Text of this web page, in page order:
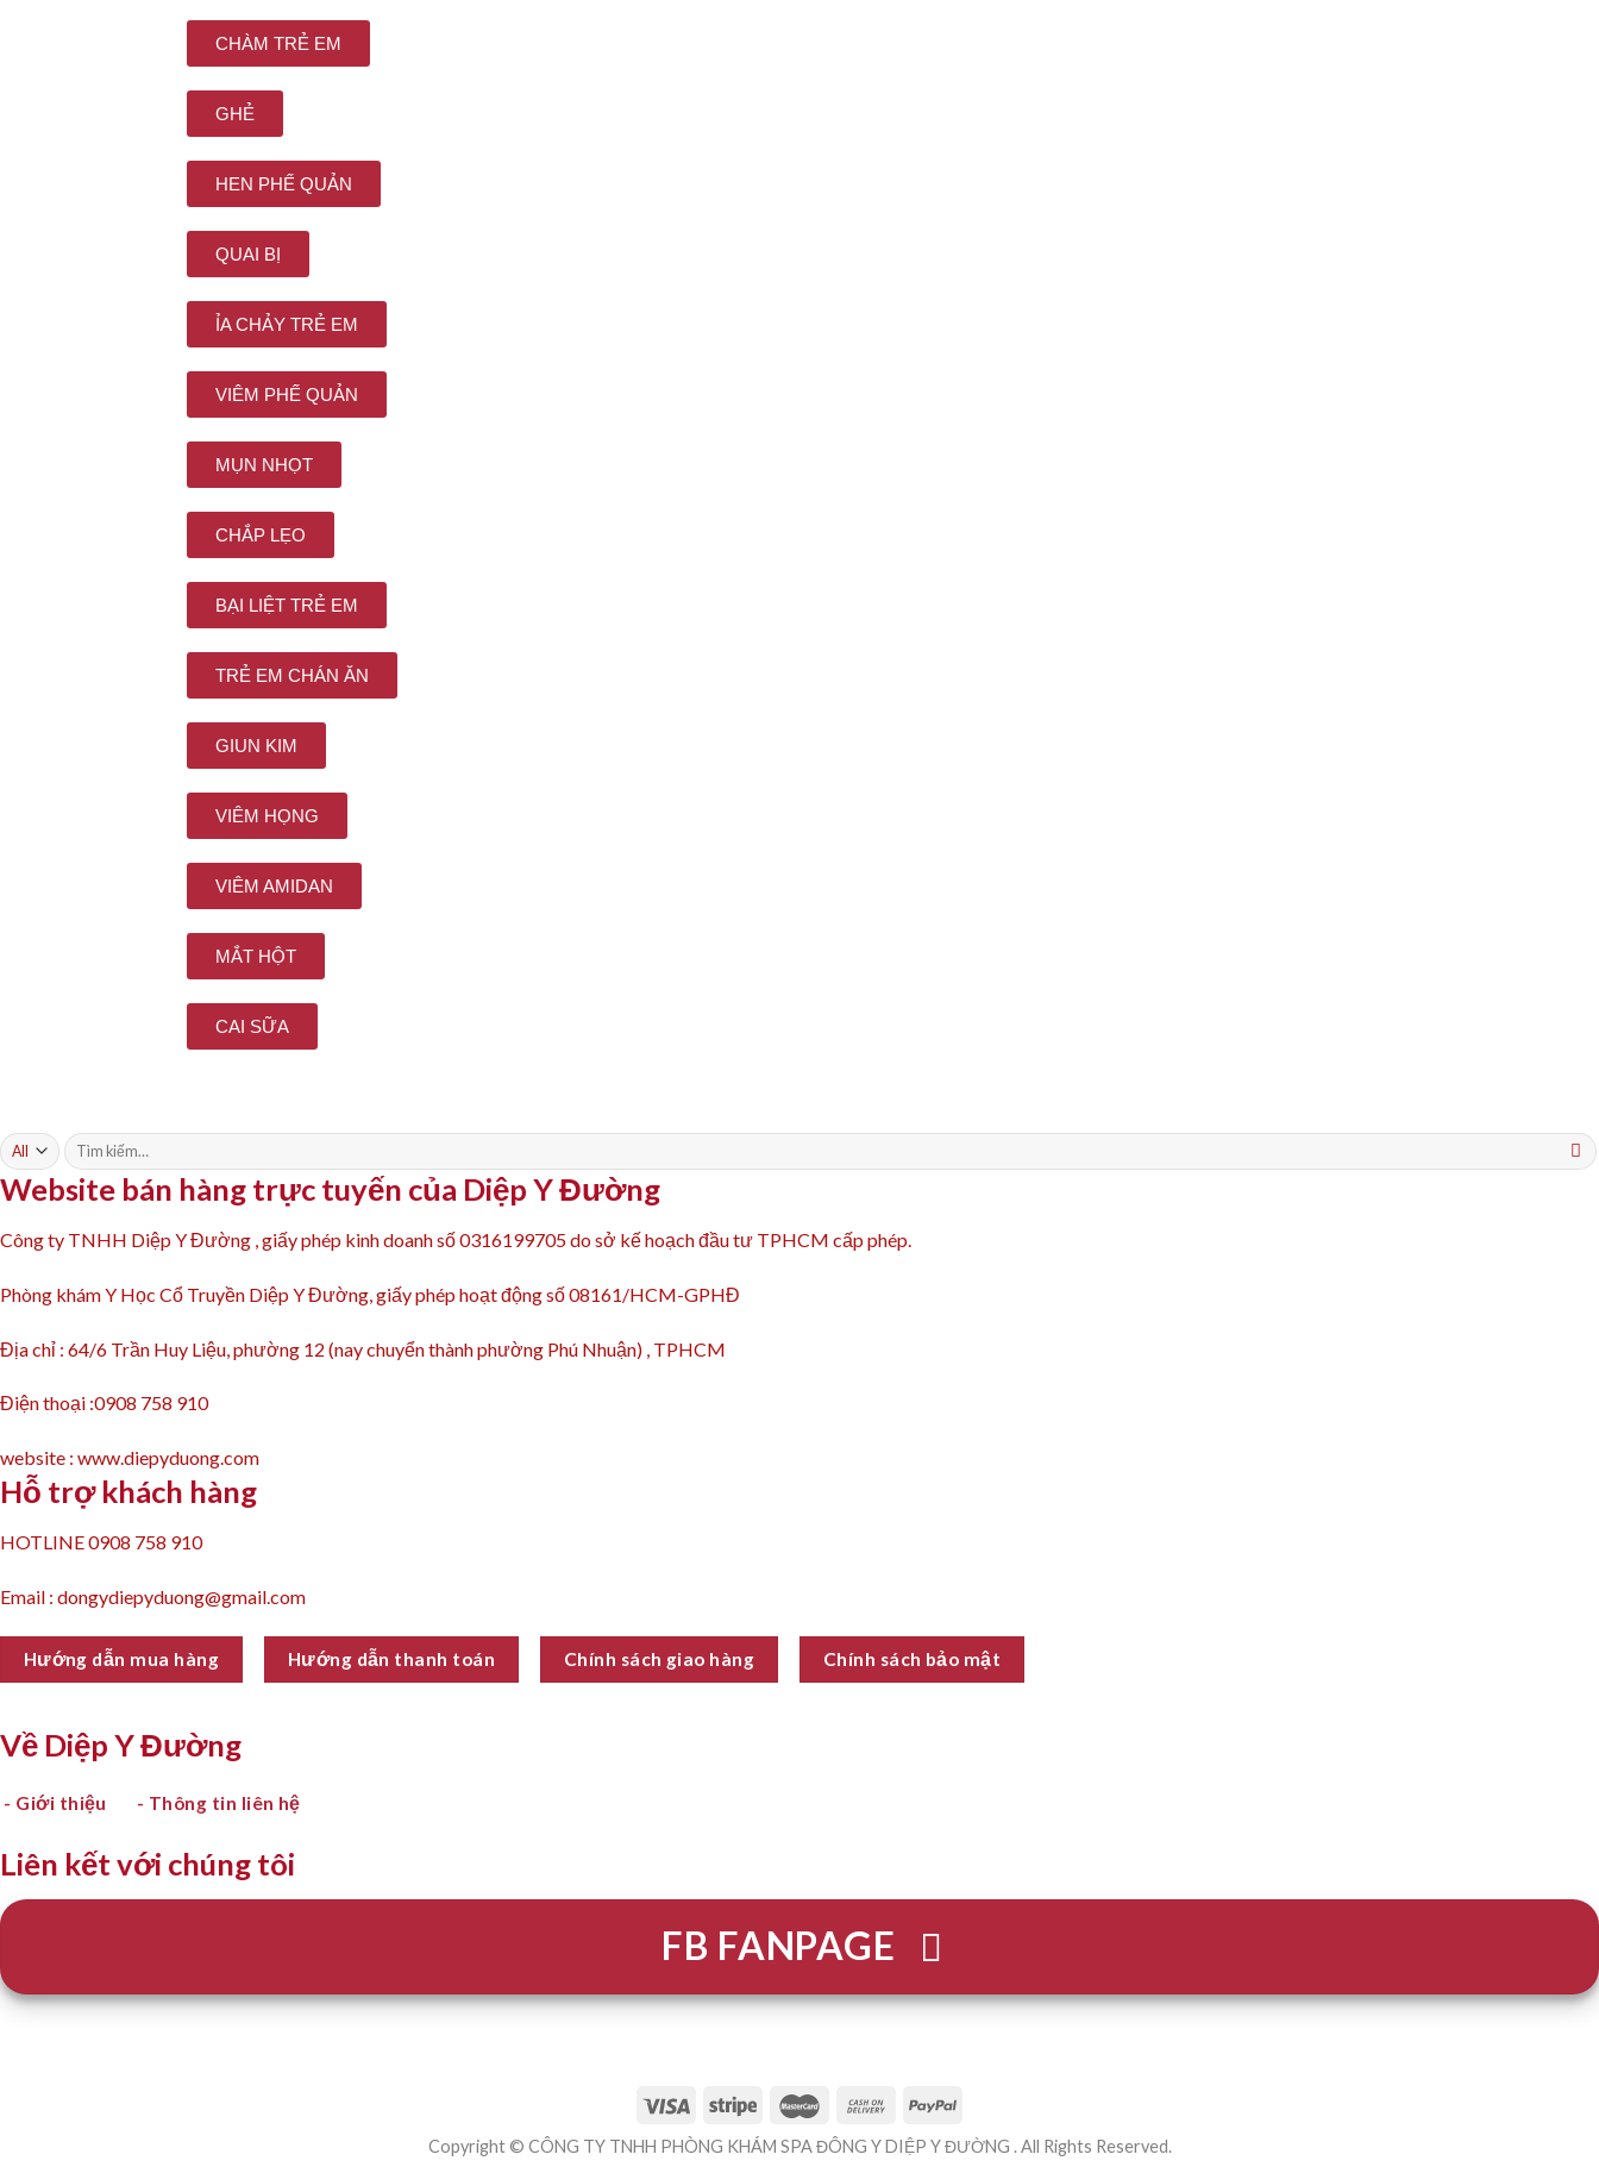
CHÀM TRẺ EM
GHẺ
HEN PHẾ QUẢN
QUAI BỊ
ỈA CHẢY TRẺ EM
VIÊM PHẾ QUẢN
MỤN NHỌT
CHẮP LẸO
BẠI LIỆT TRẺ EM
TRẺ EM CHÁN ĂN
GIUN KIM
VIÊM HỌNG
VIÊM AMIDAN
MẮT HỘT
CAI SỮA
Website bán hàng trực tuyến của Diệp Y Đường
Công ty TNHH Diệp Y Đường , giấy phép kinh doanh số 0316199705 do sở kế hoạch đầu tư TPHCM cấp phép.
Phòng khám Y Học Cổ Truyền Diệp Y Đường, giấy phép hoạt động số 08161/HCM-GPHĐ
Địa chỉ : 64/6 Trần Huy Liệu, phường 12 (nay chuyển thành phường Phú Nhuận) , TPHCM
Điện thoại :0908 758 910
website : www.diepyduong.com
Hỗ trợ khách hàng
HOTLINE 0908 758 910
Email : dongydiepyduong@gmail.com
Hướng dẫn mua hàng Hướng dẫn thanh toán Chính sách giao hàng Chính sách bảo mật
Về Diệp Y Đường
- Giới thiệu - Thông tin liên hệ
Liên kết với chúng tôi
FB FANPAGE
Copyright © CÔNG TY TNHH PHÒNG KHÁM SPA ĐÔNG Y DIỆP Y ĐƯỜNG . All Rights Reserved.